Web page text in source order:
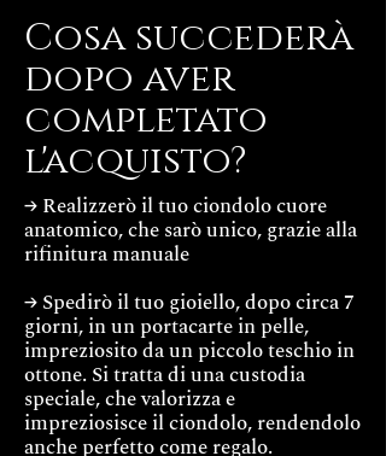
Cosa succederà
dopo aver
completato
l'acquisto?
→ Realizzerò il tuo ciondolo cuore
anatomico, che sarò unico, grazie alla
rifinitura manuale
→ Spedirò il tuo gioiello, dopo circa 7
giorni, in un portacarte in pelle,
impreziosito da un piccolo teschio in
ottone. Si tratta di una custodia
speciale, che valorizza e
impreziosisce il ciondolo, rendendolo
anche perfetto come regalo.